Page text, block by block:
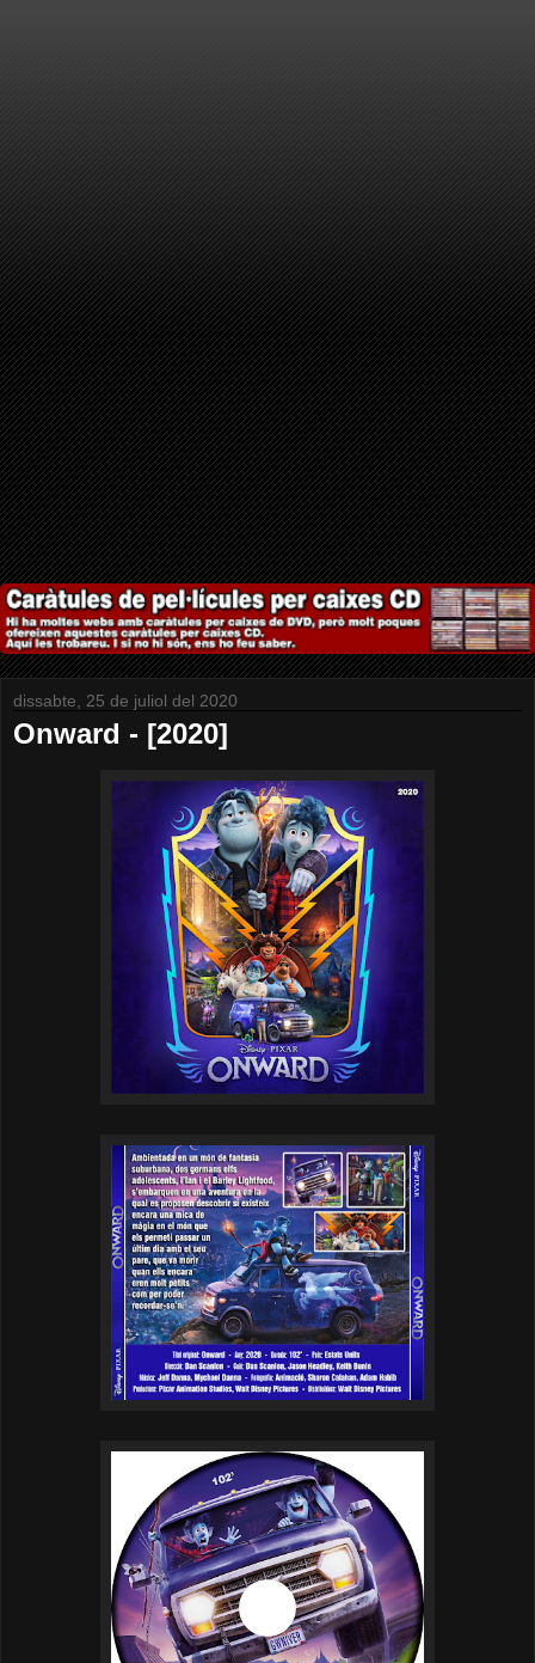
dissabte, 25 de juliol del 2020
Onward - [2020]